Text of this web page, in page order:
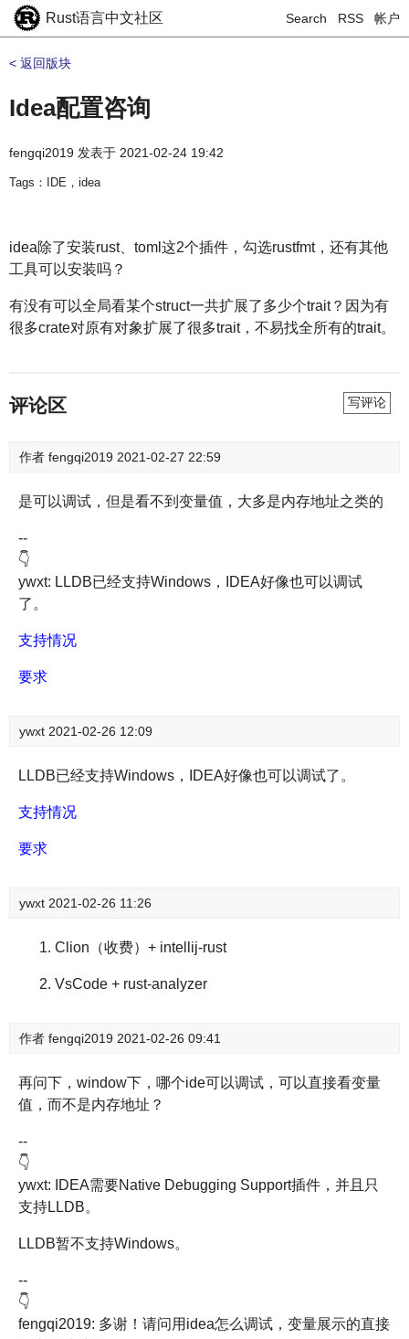
Rust语言中文社区 Search RSS 帐户
< 返回版块
Idea配置咨询
fengqi2019 发表于 2021-02-24 19:42
Tags：IDE，idea
idea除了安装rust、toml这2个插件，勾选rustfmt，还有其他
工具可以安装吗？
有没有可以全局看某个struct一共扩展了多少个trait？因为有
很多crate对原有对象扩展了很多trait，不易找全所有的trait。
评论区 写评论
作者 fengqi2019 2021-02-27 22:59
是可以调试，但是看不到变量值，大多是内存地址之类的
--
👇
ywxt: LLDB已经支持Windows，IDEA好像也可以调试
了。
支持情况
要求
ywxt 2021-02-26 12:09
LLDB已经支持Windows，IDEA好像也可以调试了。
支持情况
要求
ywxt 2021-02-26 11:26
Clion（收费）+ intellij-rust
VsCode + rust-analyzer
作者 fengqi2019 2021-02-26 09:41
再问下，window下，哪个ide可以调试，可以直接看变量
值，而不是内存地址？
--
👇
ywxt: IDEA需要Native Debugging Support插件，并且只
支持LLDB。
LLDB暂不支持Windows。
--
👇
fengqi2019: 多谢！请问用idea怎么调试，变量展示的直接